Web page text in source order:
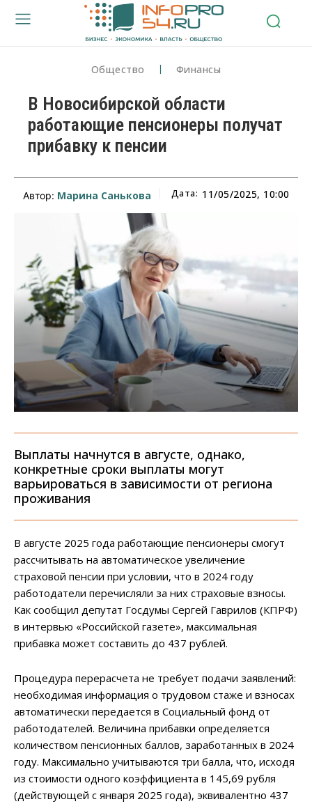
Общество Финансы
В Новосибирской области
работающие пенсионеры получат
прибавку к пенсии
Автор: Марина Санькова Дата: 11/05/2025, 10:00
Выплаты начнутся в августе, однако,
конкретные сроки выплаты могут
варьироваться в зависимости от региона
проживания
В августе 2025 года работающие пенсионеры смогут
рассчитывать на автоматическое увеличение
страховой пенсии при условии, что в 2024 году
работодатели перечисляли за них страховые взносы.
Как сообщил депутат Госдумы Сергей Гаврилов (КПРФ)
в интервью «Российской газете», максимальная
прибавка может составить до 437 рублей.
Процедура перерасчета не требует подачи заявлений:
необходимая информация о трудовом стаже и взносах
автоматически передается в Социальный фонд от
работодателей. Величина прибавки определяется
количеством пенсионных баллов, заработанных в 2024
году. Максимально учитываются три балла, что, исходя
из стоимости одного коэффициента в 145,69 рубля
(действующей с января 2025 года), эквивалентно 437